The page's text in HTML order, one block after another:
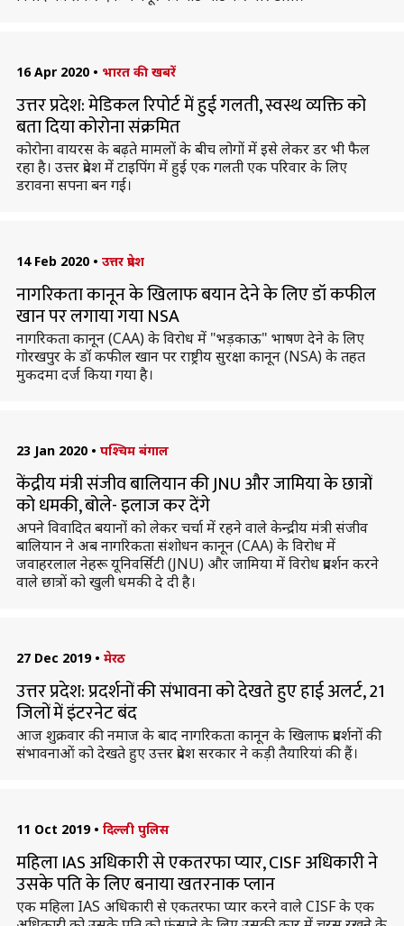
16 Apr 2020 • भारत की खबरें
उत्तर प्रदेश: मेडिकल रिपोर्ट में हुई गलती, स्वस्थ व्यक्ति को
बता दिया कोरोना संक्रमित
कोरोना वायरस के बढ़ते मामलों के बीच लोगों में इसे लेकर डर भी फैल
रहा है। उत्तर प्रदेश में टाइपिंग में हुई एक गलती एक परिवार के लिए
डरावना सपना बन गई।
14 Feb 2020 • उत्तर प्रदेश
नागरिकता कानून के खिलाफ बयान देने के लिए डॉ कफील
खान पर लगाया गया NSA
नागरिकता कानून (CAA) के विरोध में "भड़काऊ" भाषण देने के लिए
गोरखपुर के डॉ कफील खान पर राष्ट्रीय सुरक्षा कानून (NSA) के तहत
मुकदमा दर्ज किया गया है।
23 Jan 2020 • पश्चिम बंगाल
केंद्रीय मंत्री संजीव बालियान की JNU और जामिया के छात्रों
को धमकी, बोले- इलाज कर देंगे
अपने विवादित बयानों को लेकर चर्चा में रहने वाले केन्द्रीय मंत्री संजीव
बालियान ने अब नागरिकता संशोधन कानून (CAA) के विरोध में
जवाहरलाल नेहरू यूनिवर्सिटी (JNU) और जामिया में विरोध प्रदर्शन करने
वाले छात्रों को खुली धमकी दे दी है।
27 Dec 2019 • मेरठ
उत्तर प्रदेश: प्रदर्शनों की संभावना को देखते हुए हाई अलर्ट, 21
जिलों में इंटरनेट बंद
आज शुक्रवार की नमाज के बाद नागरिकता कानून के खिलाफ प्रदर्शनों की
संभावनाओं को देखते हुए उत्तर प्रदेश सरकार ने कड़ी तैयारियां की हैं।
11 Oct 2019 • दिल्ली पुलिस
महिला IAS अधिकारी से एकतरफा प्यार, CISF अधिकारी ने
उसके पति के लिए बनाया खतरनाक प्लान
एक महिला IAS अधिकारी से एकतरफा प्यार करने वाले CISF के एक